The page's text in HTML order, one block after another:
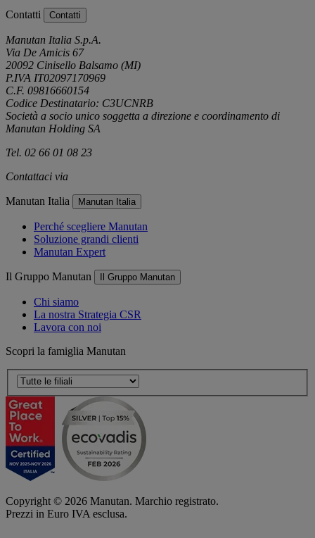
Contatti Contatti
Manutan Italia S.p.A.
Via De Amicis 67
20092 Cinisello Balsamo (MI)
P.IVA IT02097170969
C.F. 09816660154
Codice Destinatario: C3UCNRB
Società a socio unico soggetta a direzione e coordinamento di
Manutan Holding SA
Tel. 02 66 01 08 23
Contattaci via
Manutan Italia Manutan Italia
Perché scegliere Manutan
Soluzione grandi clienti
Manutan Expert
Il Gruppo Manutan Il Gruppo Manutan
Chi siamo
La nostra Strategia CSR
Lavora con noi
Scopri la famiglia Manutan
Copyright © 2026 Manutan. Marchio registrato.
Prezzi in Euro IVA esclusa.